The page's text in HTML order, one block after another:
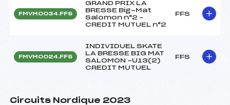
FMVM0034.FFS
GRAND PRIX LA
BRESSE Big-Mat
Salomon n°2 –
CREDIT MUTUEL n°2
FFS
FMVM0024.FFS
INDIVIDUEL SKATE
LA BRESSE BIG MAT
SALOMON -U13(2)
CREDIT MUTUEL
FFS
Circuits Nordique 2023